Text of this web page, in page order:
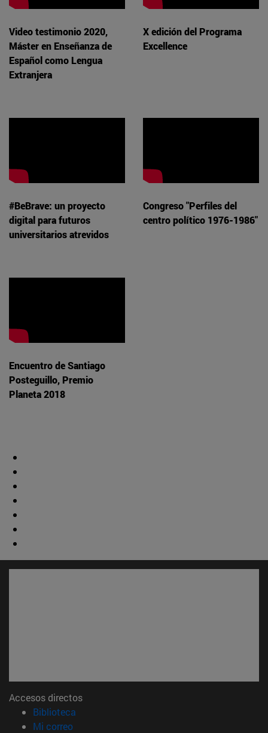
Video testimonio 2020,
Máster en Enseñanza de
Español como Lengua
Extranjera
X edición del Programa
Excellence
#BeBrave: un proyecto
digital para futuros
universitarios atrevidos
Congreso "Perfiles del
centro político 1976-1986"
Encuentro de Santiago
Posteguillo, Premio
Planeta 2018
Accesos directos
Biblioteca
Mi correo(abre en nueva ventana)